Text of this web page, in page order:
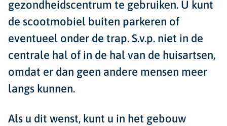
gezondheidscentrum te gebruiken. U kunt
de scootmobiel buiten parkeren of
eventueel onder de trap. S.v.p. niet in de
centrale hal of in de hal van de huisartsen,
omdat er dan geen andere mensen meer
langs kunnen.
Als u dit wenst, kunt u in het gebouw